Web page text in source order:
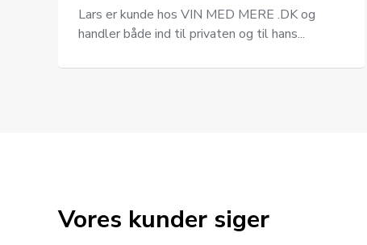
Lars er kunde hos VIN MED MERE .DK og
handler både ind til privaten og til hans...
Vores kunder siger